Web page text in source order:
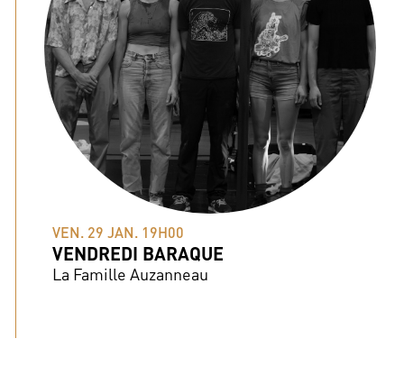
VEN. 29 JAN. 19H00
VENDREDI BARAQUE
La Famille Auzanneau